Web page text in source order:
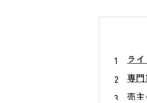
ラ
専
売